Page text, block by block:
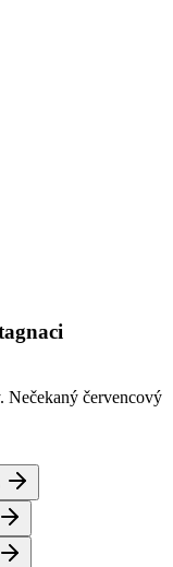
Nečekaný červencový